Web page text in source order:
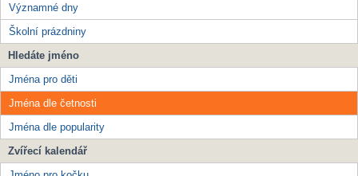
Významné dny
Školní prázdniny
Hledáte jméno
Jména pro děti
Jména dle četnosti
Jména dle popularity
Zvířecí kalendář